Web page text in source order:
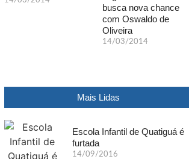
busca nova chance
com Oswaldo de
Oliveira
14/03/2014
Mais Lidas
Escola Infantil de Quatiguá é
furtada
14/09/2016